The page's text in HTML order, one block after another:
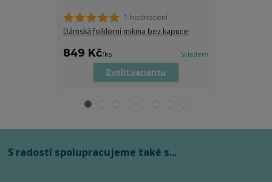
1 hodnocení
Dámská folklorní mikina bez kapuce
849 Kč/ks Skladem
Zvolit variantu
S radostí spolupracujeme také s...